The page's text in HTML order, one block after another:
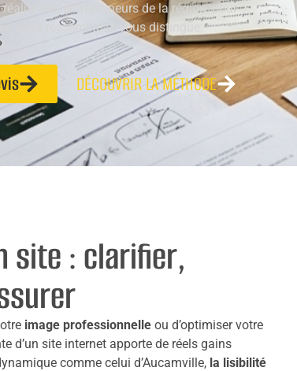
des entrepreneurs de la région, pour
vous ressemble et vous distingue.
DÉCOUVRIR LA MÉTHODE
site : clarifier,
image professionnelle ou d’optimiser votre
d’un site internet apporte de réels gains
comme celui d’Aucamville, la lisibilité